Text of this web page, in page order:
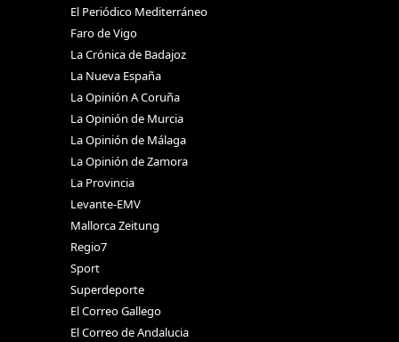
El Periódico Mediterráneo
Faro de Vigo
La Crónica de Badajoz
La Nueva España
La Opinión A Coruña
La Opinión de Murcia
La Opinión de Málaga
La Opinión de Zamora
La Provincia
Levante-EMV
Mallorca Zeitung
Regio7
Sport
Superdeporte
El Correo Gallego
El Correo de Andalucia